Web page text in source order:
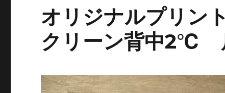
オリジナルプリン
クリーン背中2℃